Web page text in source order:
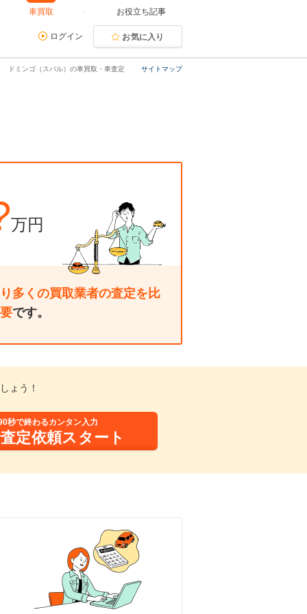
車買取 お役立ち記事
ログイン お気に入り
サイトマップ
ドミンゴ（スバル）の車買取・車査定
万円
多くの買取業者の査定を比
です。
ょう！
秒で終わるカンタン入力
定依頼スタート